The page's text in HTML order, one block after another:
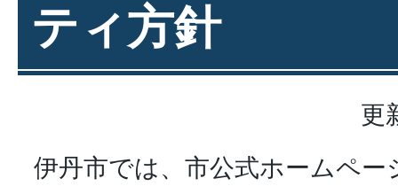
ティ方針
更
伊丹市では、市公式ホームペー